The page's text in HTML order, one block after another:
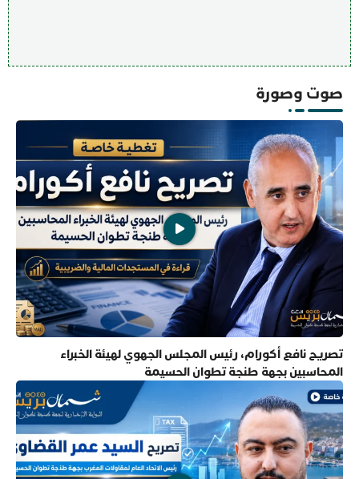
صوت وصورة
تصريح نافع أكورام، رئيس المجلس الجهوي لهيئة الخبراء
المحاسبين بجهة طنجة تطوان الحسيمة